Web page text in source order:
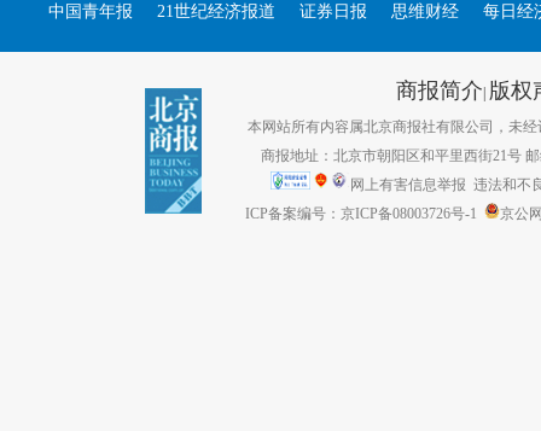
中国青年报 21世纪经济报道 证券日报 思维财经 每日经
商报简介| 版权
本网站所有内容属北京商报社有限公司，未经
商报地址：北京市朝阳区和平里西街21号
网上有害信息举报 违法和不
ICP备案编号：京ICP备08003726号-1
京公